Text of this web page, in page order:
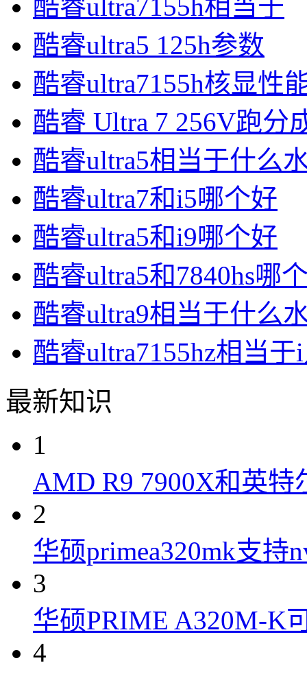
酷睿ultra7155h相当于
酷睿ultra5 125h参数
酷睿ultra7155h核显性
酷睿 Ultra 7 256V跑分
酷睿ultra5相当于什么
酷睿ultra7和i5哪个好
酷睿ultra5和i9哪个好
酷睿ultra5和7840hs哪
酷睿ultra9相当于什么
酷睿ultra7155hz相当于
最新知识
1
AMD R9 7900X和英特
2
华硕primea320mk支持
3
华硕PRIME A320M-K
4